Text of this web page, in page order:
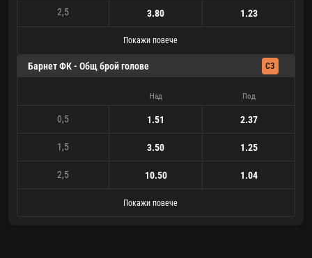
2,5 3.80 1.23
Покажи повече
Барнет ФК - Общ брой голове СЗ
Над Под
0,5 1.51 2.37
1,5 3.50 1.25
2,5 10.50 1.04
Покажи повече